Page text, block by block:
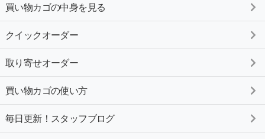
買い物カゴの中身を見る
クイックオーダー
取り寄せオーダー
買い物カゴの使い方
毎日更新！スタッフブログ